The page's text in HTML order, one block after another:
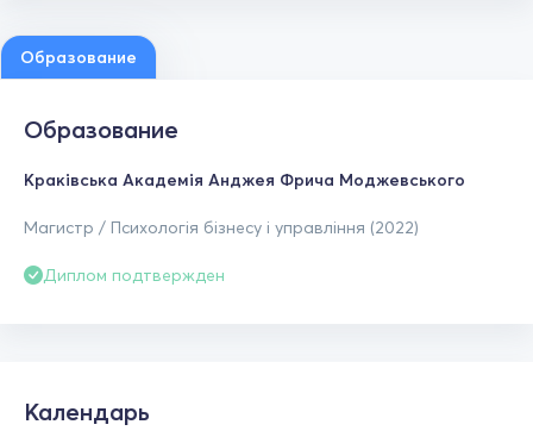
Образование
Образование
Краківська Академія Анджея Фрича Моджевського
Магистр / Психологія бізнесу і управління (2022)
Диплом подтвержден
Календарь